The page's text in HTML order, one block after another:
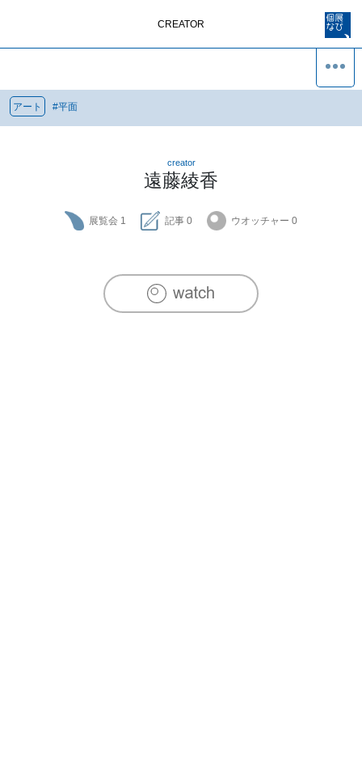
CREATOR
アート #平面
creator
遠藤綾香
展覧会 1 記事 0 ウオッチャー 0